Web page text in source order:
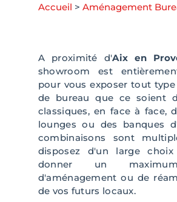
Accueil > Aménagement
A proximité d'Aix en
showroom est
pour vous exposer tout
de bureau que ce soient
classiques, en face à face,
lounges ou des banques
combinaisons sont
disposez d'un large
donner un
d'aménagement ou de
de vos futurs locaux.